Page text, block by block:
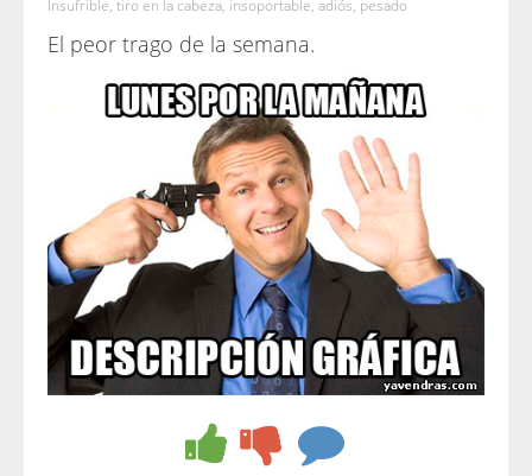
Insufrible, tiro en la cabeza, insoportable, adiós, pesado
El peor trago de la semana.